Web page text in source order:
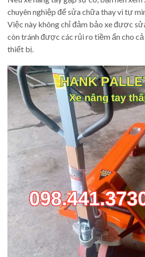
chuyên nghiệp để sửa chữa thay vì tự
Việc này không chỉ đảm bảo xe được
còn tránh được các rủi ro tiềm ẩn cho
thiết bị.